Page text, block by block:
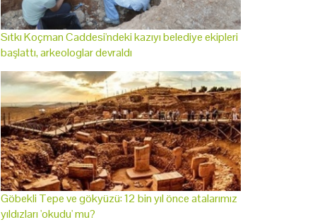
Sıtkı Koçman Caddesi'ndeki kazıyı belediye ekipleri
başlattı, arkeologlar devraldı
Göbekli Tepe ve gökyüzü: 12 bin yıl önce atalarımız
yıldızları 'okudu' mu?